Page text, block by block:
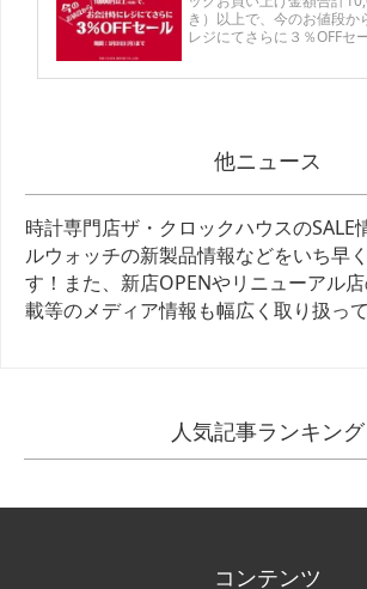
き）以上で、今のお値段か
レジにてさらに３％OFFセ
他ニュース
時計専門店ザ・クロックハウスのSALE
ルウォッチの新製品情報などをいち早
す！また、新店OPENやリニューアル
載等のメディア情報も幅広く取り扱って
人気記事ランキング
コンテンツ